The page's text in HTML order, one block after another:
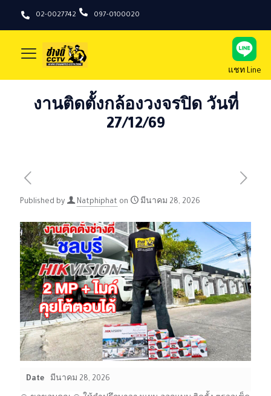
02-0027742 097-0100020
แชท Line
งานติดตั้งกล้องวงจรปิด วันที่
27/12/69
Published by Natphiphat on มีนาคม 28, 2026
Date มีนาคม 28, 2026